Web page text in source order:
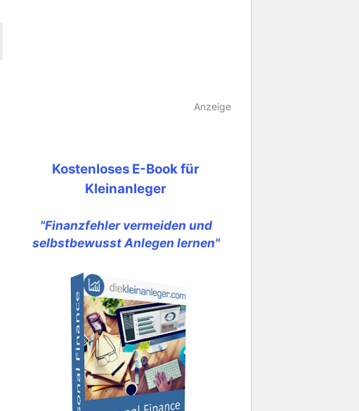
Anzeige
Kostenloses E-Book für
Kleinanleger
"Finanzfehler vermeiden und
selbstbewusst Anlegen lernen"